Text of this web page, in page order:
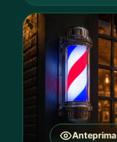
Anteprima